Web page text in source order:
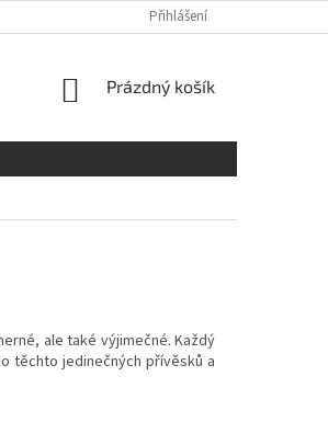
VŠE O NÁKUPU
Přihlášení
NÁKUPNÍ
Prázdný košík
ale také výjimečné. Každý
těchto jedinečných přívěsků a